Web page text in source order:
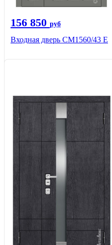
156 850 руб
Входная дверь СМ1560/43 Е